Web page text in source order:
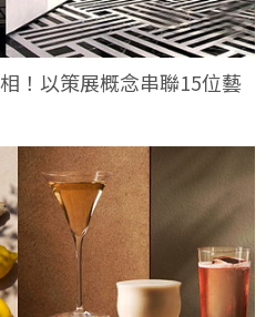
！以策展概念串聯15位藝